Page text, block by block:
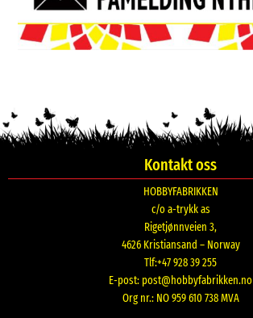
Kontakt oss
HOBBYFABRIKKEN
c/o a-trykk as
Rigetjønnveien 3,
4626 Kristiansand – Norway
Tlf:+47 928 39 255
E-post: post@hobbyfabrikken.no
Org nr.: NO 959 610 738 MVA